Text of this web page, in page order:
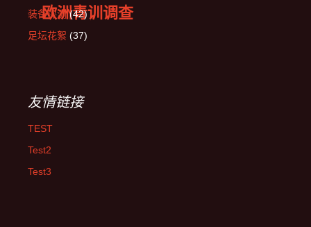
欧洲青训调查
装备评测(42)
足坛花絮 (37)
友情链接
TEST
Test2
Test3